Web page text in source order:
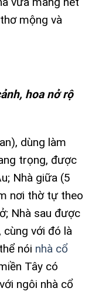
mộng và
hoa nở rộ
dùng làm
trọng, được
Nhà giữa (5
nơi thờ tự theo
Nhà sau được
cùng với đó là
nói nhà cổ
Tây có
ngôi nhà cổ